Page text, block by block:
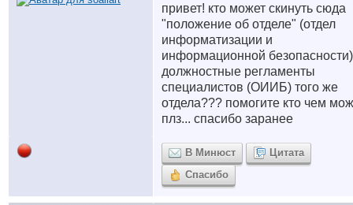
привет! кто может скинуть сюда
"положение об отделе" (отдел
информатизации и
информационной
должностные регламенты
специалистов (ОИИБ) того же
отдела??? помогите кто чем
плз... спасибо заранее
В Минюст
Цитата
Спасибо